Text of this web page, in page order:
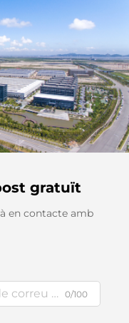
gratuït
en contacte amb
0/100